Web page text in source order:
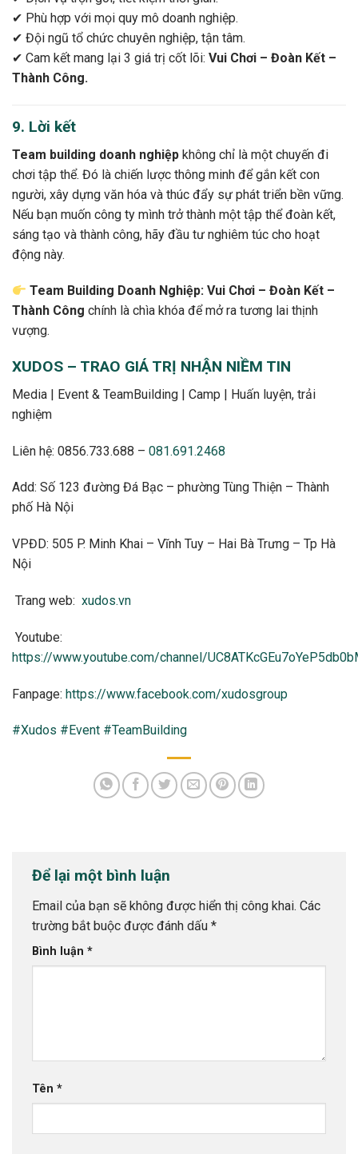
✔ Phù hợp với mọi quy mô doanh nghiệp.
✔ Đội ngũ tổ chức chuyên nghiệp, tận tâm.
✔ Cam kết mang lại 3 giá trị cốt lõi: Vui Chơi – Đoàn Kết –
Thành Công.
9. Lời kết
Team building doanh nghiệp không chỉ là một chuyến đi
chơi tập thể. Đó là chiến lược thông minh để gắn kết con
người, xây dựng văn hóa và thúc đẩy sự phát triển bền vững.
Nếu bạn muốn công ty mình trở thành một tập thể đoàn kết,
sáng tạo và thành công, hãy đầu tư nghiêm túc cho hoạt
động này.
Team Building Doanh Nghiệp: Vui Chơi – Đoàn Kết –
Thành Công chính là chìa khóa để mở ra tương lai thịnh
vượng.
XUDOS – TRAO GIÁ TRỊ NHẬN NIỀM TIN
Media | Event & TeamBuilding | Camp | Huấn luyện, trải
nghiệm
Liên hệ: 0856.733.688 – 081.691.2468
Add: Số 123 đường Đá Bạc – phường Tùng Thiện – Thành
phố Hà Nội
VPĐD: 505 P. Minh Khai – Vĩnh Tuy – Hai Bà Trưng – Tp Hà
Nội
Trang web: xudos.vn
Youtube:
https://www.youtube.com/channel/
Fanpage: https://www.facebook.com/xudosgroup
#Xudos #Event #TeamBuilding
Để lại một bình luận
Email của bạn sẽ không được hiển thị công khai. Các
trường bắt buộc được đánh dấu *
Bình luận *
Tên *